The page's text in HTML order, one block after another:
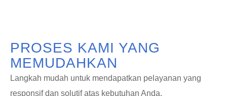
PROSES KAMI YANG
MEMUDAHKAN
Langkah mudah untuk mendapatkan pelayanan yang
responsif dan solutif atas kebutuhan Anda.